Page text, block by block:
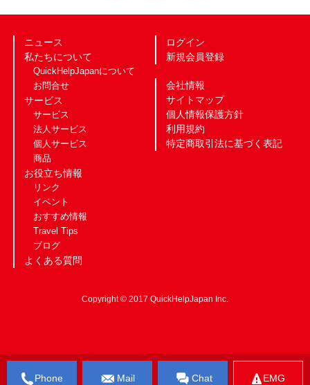
Phone Mail Chat EMG
ニュース
私たちについて
QuickHelpJapanについて
お問合せ
サービス
サービス
法人サービス
個人サービス
商品
お役立ち情報
リンク
イベント
おすすめ情報
Travel Tips
ブログ
よくある質問
ログイン
新規会員登録
会社情報
サイトマップ
個人情報保護方針
利用規約
特定商取引法に基づく表記
Copyright © 2017 QuickHelpJapan Inc.